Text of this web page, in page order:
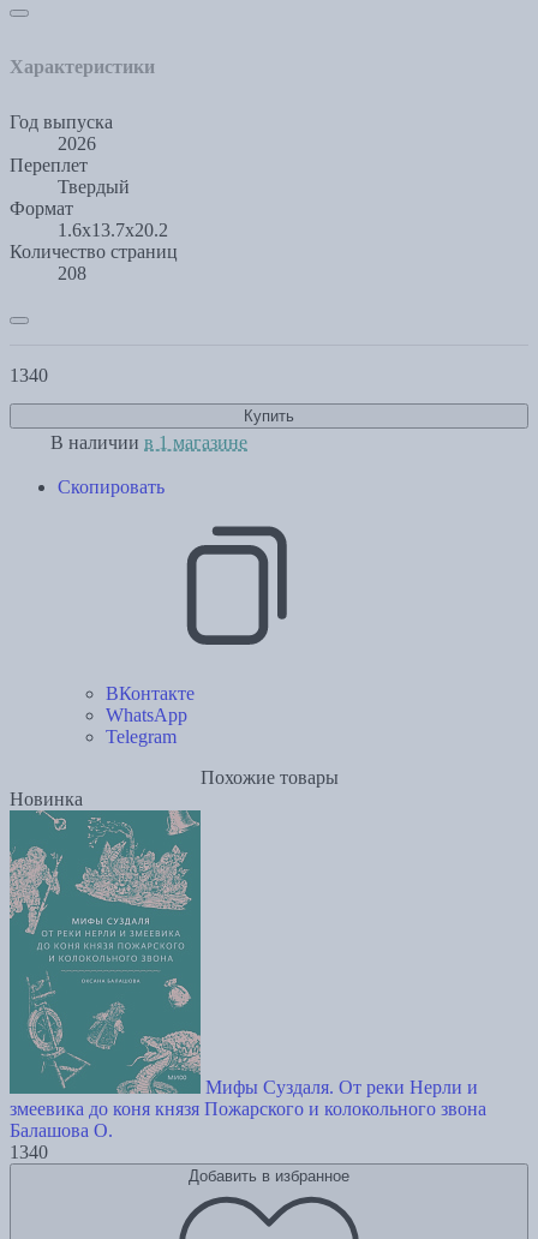
Характеристики
Год выпуска
2026
Переплет
Твердый
Формат
1.6x13.7x20.2
Количество страниц
208
1340
Купить
В наличии в 1 магазине
Скопировать
ВКонтакте
WhatsApp
Telegram
Похожие товары
Новинка
Мифы Суздаля. От реки Нерли и
змеевика до коня князя Пожарского и колокольного звона
Балашова О.
1340
Добавить в избранное